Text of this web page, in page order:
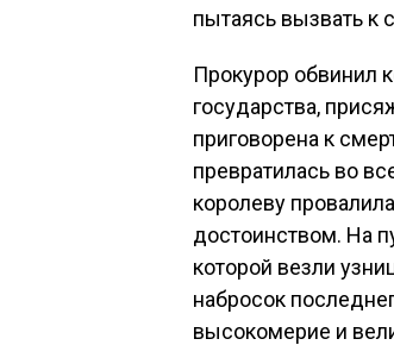
пытаясь вызвать к
Прокурор обвинил
государства,
приговорена к
превратилась во
королеву
достоинством. На
которой везли
набросок
высокомерие и